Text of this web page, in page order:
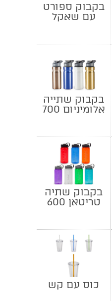
בקבוק ספורט
עם שאקל
בקבוק שתייה
אלומיניום 700
בקבוק שתיה
טריטאן 600
כוס עם קש